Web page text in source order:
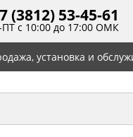
(3812) 53-45-61
с 10:00 до 17:00 ОМК
установка и